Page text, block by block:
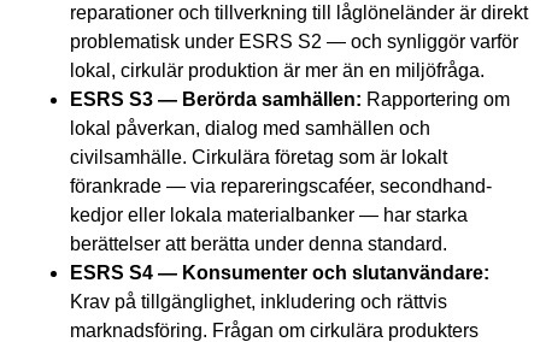
reparationer och tillverkning till låglöneländer är direkt
problematisk under ESRS S2 — och synliggör varför
lokal, cirkulär produktion är mer än en miljöfråga.
ESRS S3 — Berörda samhällen: Rapportering om
lokal påverkan, dialog med samhällen och
civilsamhälle. Cirkulära företag som är lokalt
förankrade — via repareringscaféer, secondhand-
kedjor eller lokala materialbanker — har starka
berättelser att berätta under denna standard.
ESRS S4 — Konsumenter och slutanvändare:
Krav på tillgänglighet, inkludering och rättvis
marknadsföring. Frågan om cirkulära produkters